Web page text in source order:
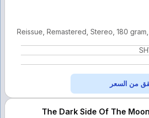
Reissue, Remastered, Stereo, 180
من السعر
The Dark Side Of The Moon